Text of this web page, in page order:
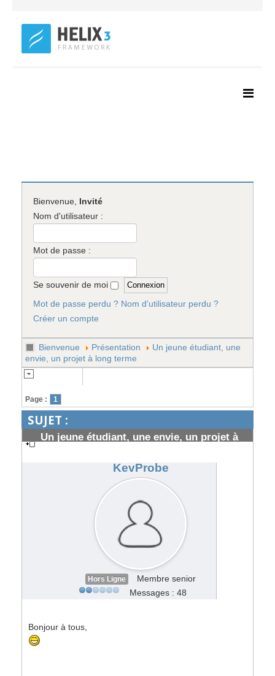
Bienvenue, Invité
Nom d'utilisateur :
Mot de passe :
Se souvenir de moi
Mot de passe perdu ? Nom d'utilisateur perdu ?
Créer un compte
Bienvenue Présentation
Un jeune étudiant, une
envie, un projet à long terme
Page : 1
SUJET :
Un jeune étudiant, une envie, un projet à
KevProbe
Hors Ligne
Membre senior
Messages : 48
Bonjour à tous,